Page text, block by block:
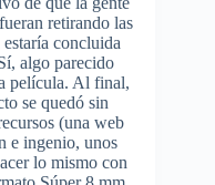
retirando las
concluida
algo parecido
película. Al final,
se quedó sin
(una web
e ingenio, unos
lo mismo con